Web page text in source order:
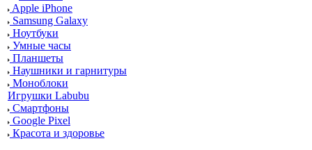
Apple iPhone
Samsung Galaxy
Ноутбуки
Умные часы
Планшеты
Наушники и гарнитуры
Моноблоки
Игрушки Labubu
Смартфоны
Google Pixel
Красота и здоровье